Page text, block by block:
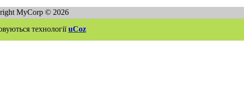
MyCorp © 2026
технологіїuCoz